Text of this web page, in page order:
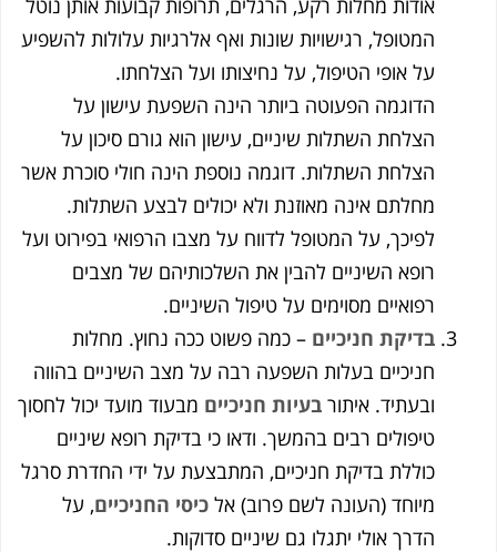
אודות מחלות רקע, הרגלים, תרופות קבועות אותן נוטל
המטופל, רגישויות שונות ואף אלרגיות עלולות להשפיע
על אופי הטיפול, על נחיצותו ועל הצלחתו.
הדוגמה הפעוטה ביותר הינה השפעת עישון על
הצלחת השתלות שיניים, עישון הוא גורם סיכון על
הצלחת השתלות. דוגמה נוספת הינה חולי סוכרת אשר
מחלתם אינה מאוזנת ולא יכולים לבצע השתלות.
לפיכך, על המטופל לדווח על מצבו הרפואי בפירוט ועל
רופא השיניים להבין את השלכותיהם של מצבים
רפואיים מסוימים על טיפול השיניים.
בדיקת חניכיים – כמה פשוט ככה נחוץ. מחלות
חניכיים בעלות השפעה רבה על מצב השיניים בהווה
ובעתיד. איתור בעיות חניכיים מבעוד מועד יכול לחסוך
טיפולים רבים בהמשך. ודאו כי בדיקת רופא שיניים
כוללת בדיקת חניכיים, המתבצעת על ידי החדרת סרגל
מיוחד (העונה לשם פרוב) אל כיסי החניכיים, על
הדרך אולי יתגלו גם שיניים סדוקות.